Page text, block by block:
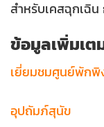
27/7,27/8 ถนนเ
อำเภอ เมือง,
จังหวัด ภูเก็ต
เบอร์โทรศัพท์:
สำหรับเคสฉุกเฉิ
ข้อมูลเพิ่มเต
เยี่ยมชมศูนย์พักพิ
อุปถัมภ์สุนัข